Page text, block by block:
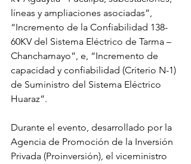
líneas y ampliaciones asociadas”,
“Incremento de la Confiabilidad 138-
60KV del Sistema Eléctrico de Tarma –
Chanchamayo”, e, “Incremento de
capacidad y confiabilidad (Criterio N-1)
de Suministro del Sistema Eléctrico
Huaraz”.
Durante el evento, desarrollado por la
Agencia de Promoción de la Inversión
Privada (Proinversión), el viceministro